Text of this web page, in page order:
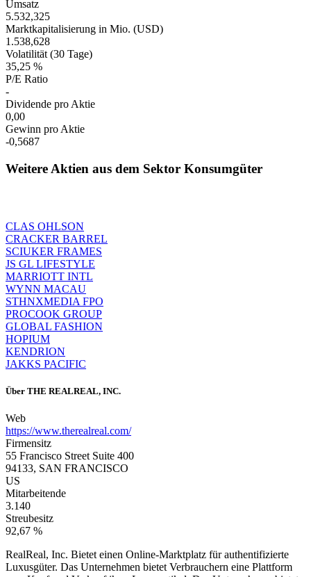
Umsatz
5.532,325
Marktkapitalisierung in Mio. (USD)
1.538,628
Volatilität (30 Tage)
35,25 %
P/E Ratio
-
Dividende pro Aktie
0,00
Gewinn pro Aktie
-0,5687
Weitere Aktien aus dem Sektor Konsumgüter
CLAS OHLSON
CRACKER BARREL
SCIUKER FRAMES
JS GL LIFESTYLE
MARRIOTT INTL
WYNN MACAU
STHNXMEDIA FPO
PROCOOK GROUP
GLOBAL FASHION
HOPIUM
KENDRION
JAKKS PACIFIC
Über THE REALREAL, INC.
Web
https://www.therealreal.com/
Firmensitz
55 Francisco Street Suite 400
94133, SAN FRANCISCO
US
Mitarbeitende
3.140
Streubesitz
92,67 %
RealReal, Inc. Bietet einen Online-Marktplatz für authentifizierte
Luxusgüter. Das Unternehmen bietet Verbrauchern eine Plattform